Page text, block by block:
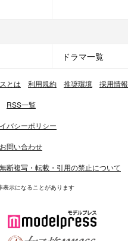
ドラマ一覧
とは 利用規約 推奨環境 採用情報
RSS一覧
バシーポリシー
問い合わせ
断複写・転載・引用の禁止について
示になることがあります